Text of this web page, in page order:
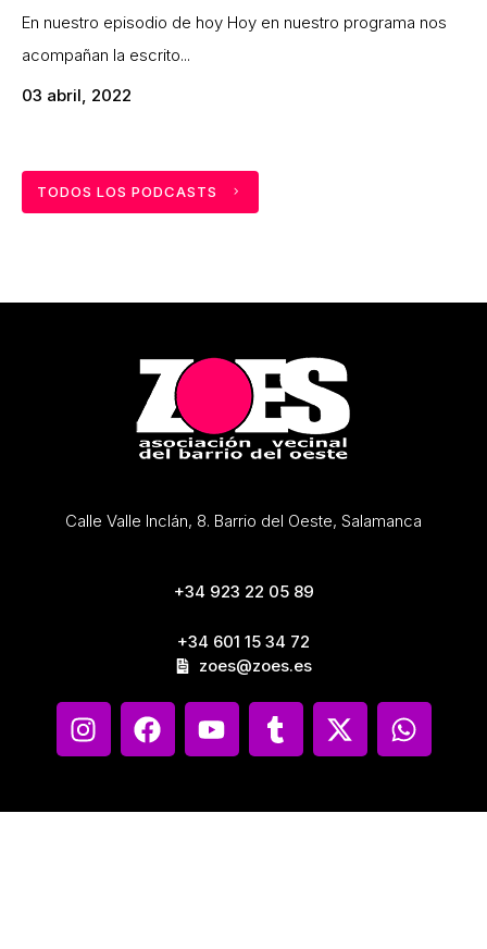
En nuestro episodio de hoy Hoy en nuestro programa nos
acompañan la escrito...
03 abril, 2022
TODOS LOS PODCASTS
Calle Valle Inclán, 8. Barrio del Oeste, Salamanca
+34 923 22 05 89
+34 601 15 34 72
zoes@zoes.es